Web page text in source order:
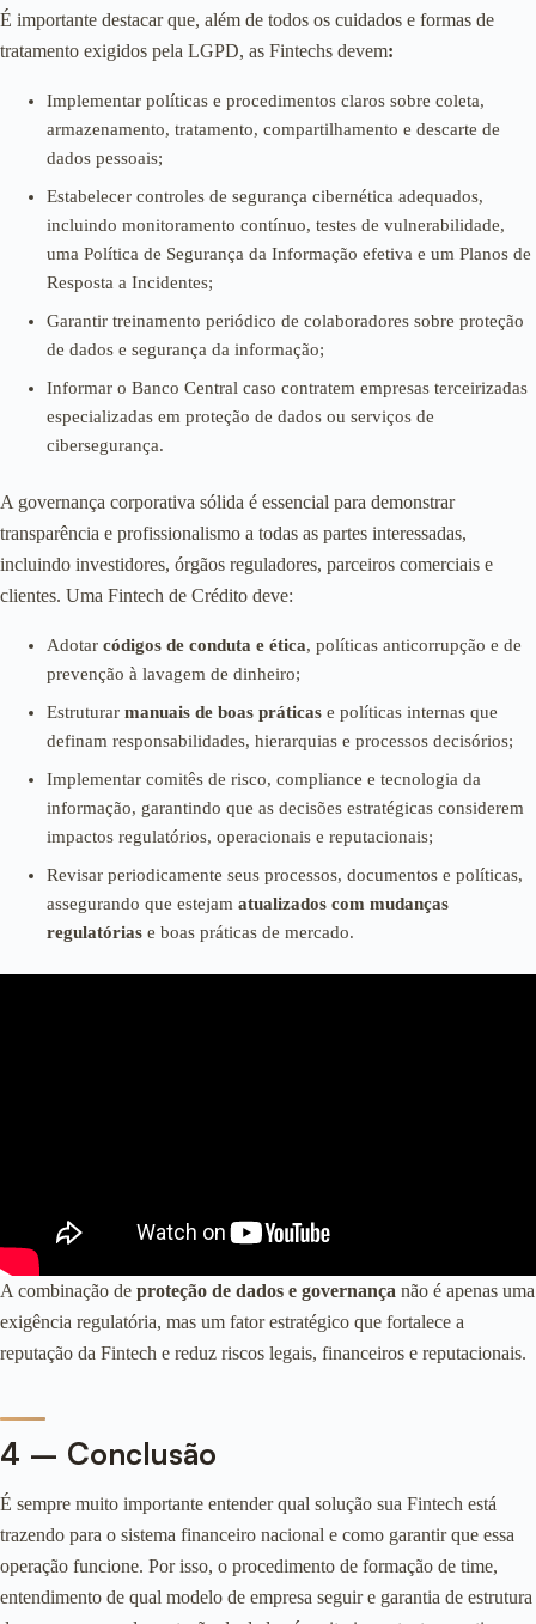
É importante destacar que, além de todos os cuidados e formas de
tratamento exigidos pela LGPD, as Fintechs devem:
Implementar políticas e procedimentos claros sobre coleta,
armazenamento, tratamento, compartilhamento e descarte de
dados pessoais;
Estabelecer controles de segurança cibernética adequados,
incluindo monitoramento contínuo, testes de vulnerabilidade,
uma Política de Segurança da Informação efetiva e um Planos de
Resposta a Incidentes;
Garantir treinamento periódico de colaboradores sobre proteção
de dados e segurança da informação;
Informar o Banco Central caso contratem empresas terceirizadas
especializadas em proteção de dados ou serviços de
cibersegurança.
A governança corporativa sólida é essencial para demonstrar
transparência e profissionalismo a todas as partes interessadas,
incluindo investidores, órgãos reguladores, parceiros comerciais e
clientes. Uma Fintech de Crédito deve:
Adotar códigos de conduta e ética, políticas anticorrupção e de
prevenção à lavagem de dinheiro;
Estruturar manuais de boas práticase políticas internas que
definam responsabilidades, hierarquias e processos decisórios;
Implementar comitês de risco, compliance e tecnologia da
informação, garantindo que as decisões estratégicas considerem
impactos regulatórios, operacionais e reputacionais;
Revisar periodicamente seus processos, documentos e políticas,
assegurando que estejam atualizados com mudanças
regulatóriase boas práticas de mercado.
A combinação de proteção de dados e governança não é apenas uma
exigência regulatória, mas um fator estratégico que fortalece a
reputação da Fintech e reduz riscos legais, financeiros e reputacionais.
4 – Conclusão
É sempre muito importante entender qual solução sua Fintech está
trazendo para o sistema financeiro nacional e como garantir que essa
operação funcione. Por isso, o procedimento de formação de time,
entendimento de qual modelo de empresa seguir e garantia de estrutura